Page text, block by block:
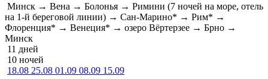
Минск → Вена → Болонья → Римини (7 ночей на море, отель
на 1-й береговой линии) → Сан-Марино* → Рим* →
Флоренция* → Венеция* → озеро Вёртерзее → Брно →
Минск
11 дней
10 ночей
18.08 25.08 01.09 08.09 15.09